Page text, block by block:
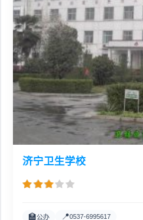
济宁卫生学校
🏫公办 📍0537-6995617